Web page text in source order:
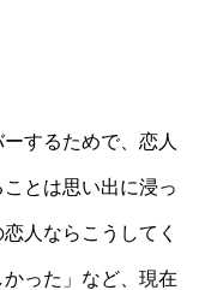
するためで、恋人
とは思い出に浸っ
人ならこうしてく
った」など、現在